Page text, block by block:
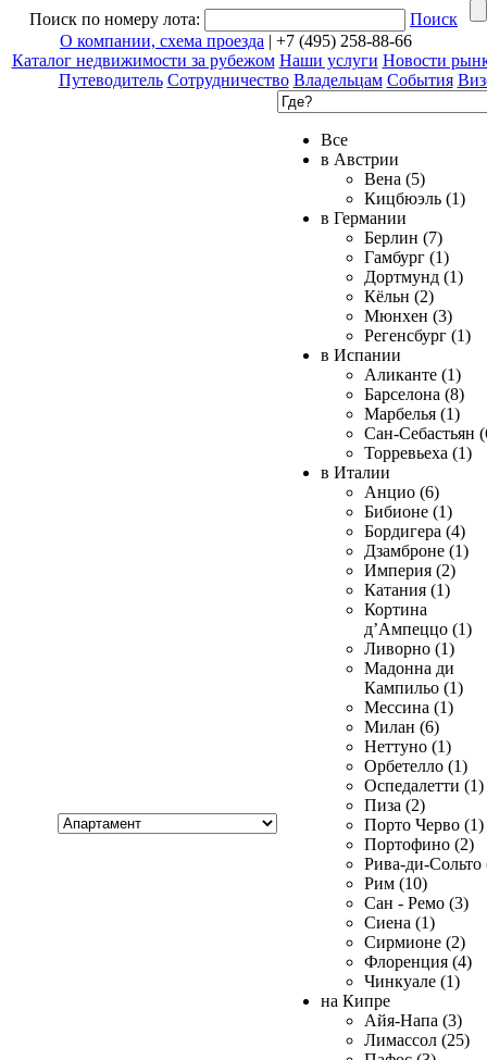
Поиск по номеру лота:
Поиск
О компании, схема проезда | +7 (495) 258-88-66
Каталог недвижимости за рубежом Наши услуги Новости
Путеводитель Сотрудничество Владельцам События
Все
в Австрии
Вена (5)
Кицбюэль (1)
в Германии
Берлин (7)
Гамбург (1)
Дортмунд (1)
Кёльн (2)
Мюнхен (3)
Регенсбург (1)
в Испании
Аликанте (1)
Барселона (8)
Марбелья (1)
Сан-Себастьян
Торревьеха (1)
в Италии
Анцио (6)
Бибионе (1)
Бордигера (4)
Дзамброне (1)
Империя (2)
Катания (1)
Кортина
д’Ампеццо (1)
Ливорно (1)
Мадонна ди
Кампильо (1)
Мессина (1)
Милан (6)
Неттуно (1)
Орбетелло (1)
Оспедалетти (1)
Пиза (2)
Порто Черво (1)
Портофино (2)
Рива-ди-Сольто
Рим (10)
Сан - Ремо (3)
Сиена (1)
Сирмионе (2)
Флоренция (4)
Чинкуале (1)
на Кипре
Айя-Напа (3)
Лимассол (25)